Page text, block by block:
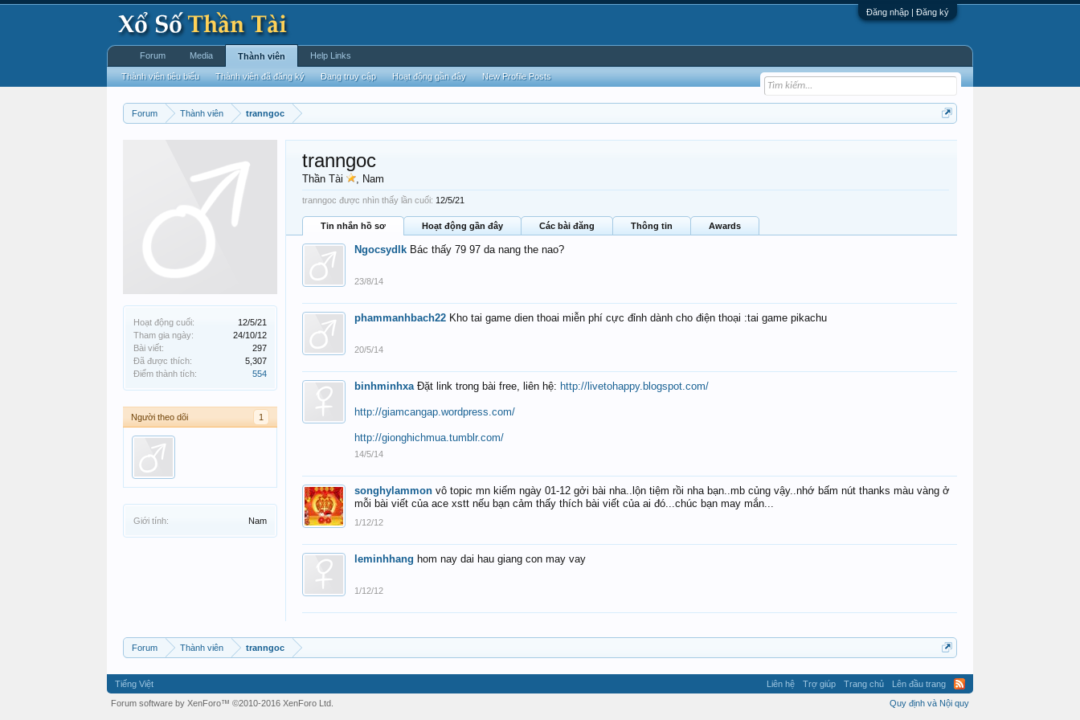
Đăng nhập | Đăng ký
Forum Thành viên tranngoc
Hoạt động cuối:
12/5/21
Tham gia ngày:
24/10/12
Bài viết:
297
Đã được thích:
5,307
Điểm thành tích:
554
Người theo dõi 1
Giới tính: Nam
tranngoc
Thần Tài , Nam
tranngoc được nhìn thấy lần cuối: 12/5/21
Tin nhắn hồ sơ Hoạt động gần đây Các bài đăng Thông tin Awards
Ngocsydlk Bác thấy 79 97 da nang the nao?
23/8/14
phammanhbach22 Kho tai game dien thoai miễn phí cực đỉnh dành cho điện thoại :tai game pikachu
20/5/14
binhminhxa Đặt link trong bài free, liên hệ: http://livetohappy.blogspot.com/
http://giamcangap.wordpress.com/
http://gionghichmua.tumblr.com/
14/5/14
songhylammon vô topic mn kiếm ngày 01-12 gởi bài nha..lộn tiệm rồi nha bạn..mb củng vậy..nhớ bấm nút thanks màu vàng ở
mỗi bài viết của ace xstt nếu bạn cảm thấy thích bài viết của ai đó...chúc bạn may mắn...
1/12/12
leminhhang hom nay dai hau giang con may vay
1/12/12
Forum Thành viên tranngoc
Forum Media Thành viên
Thành viên tiêu biểu Thành viên đã đăng ký Đang truy cập Hoạt động gần đây New Profile Posts
Help Links
Tiếng Việt Liên hệ Trợ giúp Trang chủ
Lên đầu trang
Quy định và Nội quy
Forum software by XenForo™ ©2010-2016 XenForo Ltd.